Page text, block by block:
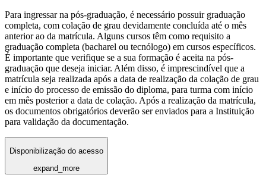
Para ingressar na pós-graduação, é necessário possuir graduação
completa, com colação de grau devidamente concluída até o mês
anterior ao da matrícula. Alguns cursos têm como requisito a
graduação completa (bacharel ou tecnólogo) em cursos específicos.
É importante que verifique se a sua formação é aceita na pós-
graduação que deseja iniciar. Além disso, é imprescindível que a
matrícula seja realizada após a data de realização da colação de grau
e início do processo de emissão do diploma, para turma com início
em mês posterior a data de colação. Após a realização da matrícula,
os documentos obrigatórios deverão ser enviados para a Instituição
para validação da documentação.
Disponibilização do acesso
expand_more